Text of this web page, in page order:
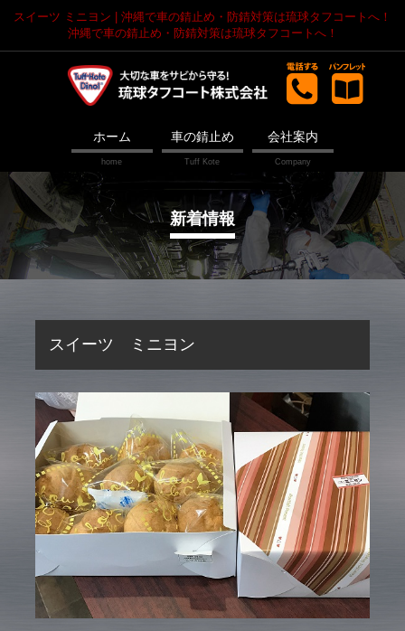
スイーツ ミニヨン | 沖縄で車の錆止め・防錆対策は琉球タフコートへ！
沖縄で車の錆止め・防錆対策は琉球タフコートへ！
ホーム 車の錆止め 会社案内
新着情報
スイーツ ミニヨン